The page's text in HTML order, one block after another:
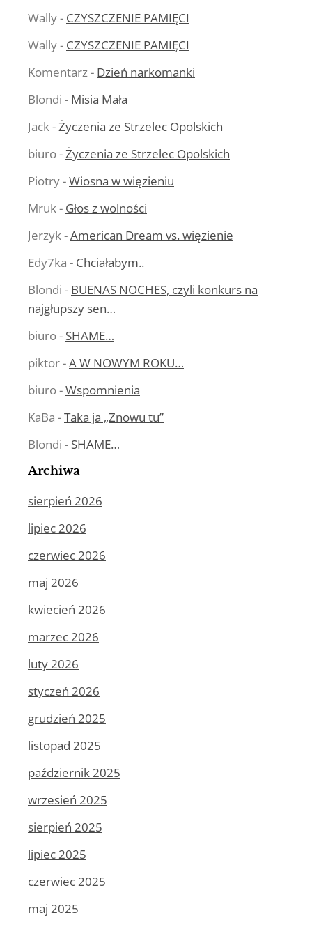
Wally- CZYSZCZENIE PAMIĘCI
Wally- CZYSZCZENIE PAMIĘCI
Komentarz- Dzień narkomanki
Blondi - Misia Mała
Jack-Życzenia ze Strzelec Opolskich
biuro-Życzenia ze Strzelec Opolskich
Piotry-Wiosna w więzieniu
Mruk- Głos z wolności
Jerzyk-American Dream vs. więzienie
Edy7ka - Chciałabym..
Blondi - BUENAS NOCHES, czyli konkurs na
najgłupszy sen…
biuro- SHAME…
piktor-A W NOWYM ROKU…
biuro-Wspomnienia
KaBa -Taka ja „Znowu tu”
Blondi - SHAME…
Archiwa
sierpień 2026
lipiec 2026
czerwiec 2026
maj 2026
kwiecień 2026
marzec 2026
luty 2026
styczeń 2026
grudzień 2025
listopad 2025
październik 2025
wrzesień 2025
sierpień 2025
lipiec 2025
czerwiec 2025
maj 2025